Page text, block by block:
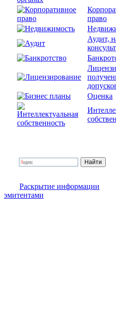
право
Аудит,
Оценка
Раскрытие информации
эмитентами